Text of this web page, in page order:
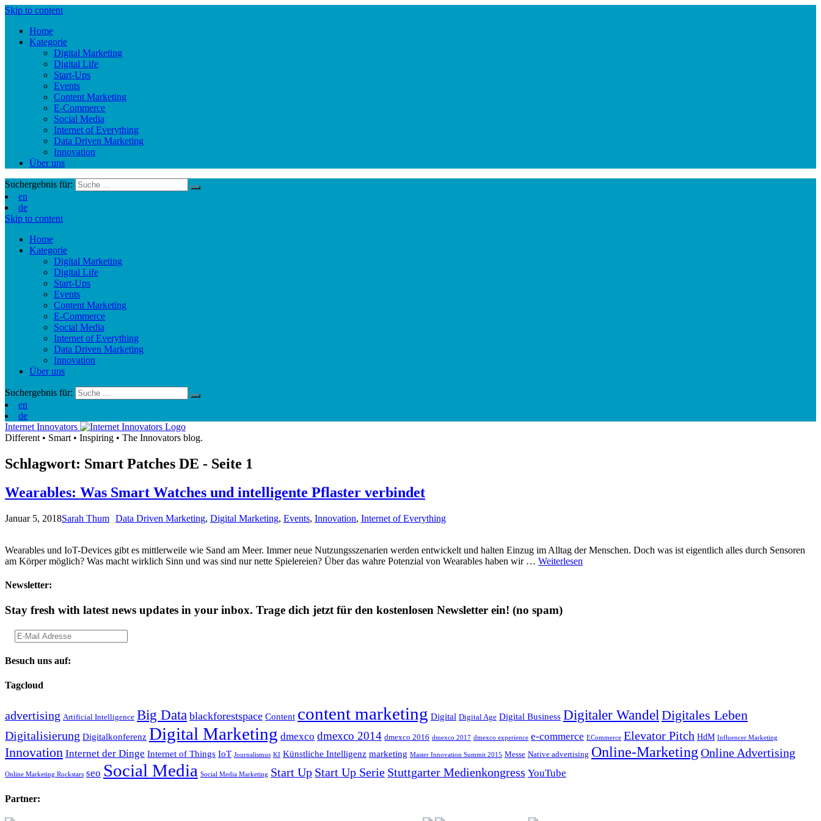
Skip to content
Home
Kategorie
Digital Marketing
Digital Life
Start-Ups
Events
Content Marketing
E-Commerce
Social Media
Internet of Everything
Data Driven Marketing
Innovation
Über uns
Suchergebnis für:
en
de
Skip to content
Home
Kategorie
Digital Marketing
Digital Life
Start-Ups
Events
Content Marketing
E-Commerce
Social Media
Internet of Everything
Data Driven Marketing
Innovation
Über uns
Suchergebnis für:
en
de
Internet Innovators
Different • Smart • Inspiring • The Innovators blog.
Schlagwort: Smart Patches DE - Seite 1
Wearables: Was Smart Watches und intelligente Pflaster verbindet
Januar 5, 2018Sarah Thum Data Driven Marketing, Digital Marketing, Events, Innovation, Internet of Everything
Wearables und IoT-Devices gibt es mittlerweile wie Sand am Meer. Immer neue Nutzungsszenarien werden entwickelt und halten Einzug im Alltag der Menschen. Doch was ist eigentlich alles durch Sensoren
am Körper möglich? Was macht wirklich Sinn und was sind nur nette Spielereien? Über das wahre Potenzial von Wearables haben wir … Weiterlesen
Newsletter:
Stay fresh with latest news updates in your inbox. Trage dich jetzt für den kostenlosen Newsletter ein! (no spam)
Besuch uns auf:
Tagcloud
advertising Artificial Intelligence Big Data blackforestspace Content content marketing Digital Digital Age Digital Business Digitaler Wandel Digitales Leben
Digitalisierung Digitalkonferenz Digital Marketing dmexco dmexco 2014 dmexco 2016 dmexco 2017 dmexco experience e-commerce ECommerce Elevator Pitch HdM Influencer Marketing
Innovation Internet der Dinge Internet of Things IoT Journalismus KI Künstliche Intelligenz marketing Master Innovation Summit 2015 Messe Native advertising Online-Marketing Online Advertising
Online Marketing Rockstars seo Social Media Social Media Marketing Start Up Start Up Serie Stuttgarter Medienkongress YouTube
Partner: